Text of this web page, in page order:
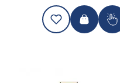
Link UB5A